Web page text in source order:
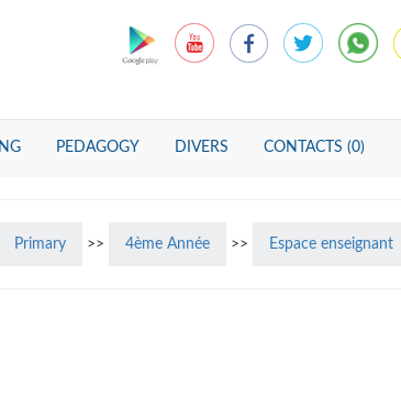
PEDAGOGY DIVERS CONTACTS (0)
Primary >> 4ème Année >> Espace enseignant